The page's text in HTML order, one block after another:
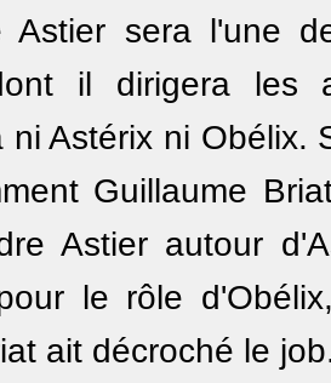
Astier sera l'une
il dirigera les
ni Astérix ni
Guillaume
Astier autour
le rôle
ait décroché le